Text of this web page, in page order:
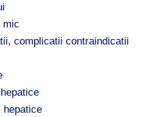
mic
complicatii contraindicatii
hepatice